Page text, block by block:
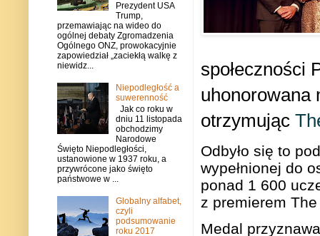
społeczności
uhonorowana
otrzymując
Odbyło się to
wypełnionej do
ponad 1 600
z premierem
Medal
Prezydent USA
Trump,
przemawiając na wideo do
ogólnej debaty Zgromadzenia
Ogólnego ONZ, prowokacyjnie
zapowiedział „zaciekłą walkę z
niewidz...
Niepodległość a
suwerenność
Jak co roku w
dniu 11 listopada
obchodzimy
Narodowe
Święto Niepodległości,
ustanowione w 1937 roku, a
przywrócone jako święto
państwowe w ...
Globalny alfabet,
czyli
podsumowanie
roku 2017